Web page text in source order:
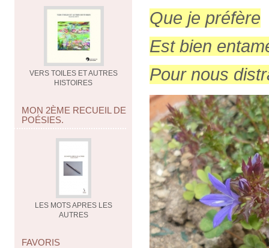
VERS TOILES ET AUTRES
HISTOIRES
MON 2ÈME RECUEIL DE
POÉSIES.
LES MOTS APRES LES
AUTRES
FAVORIS
Que je préfère
Est bien
Pour nous